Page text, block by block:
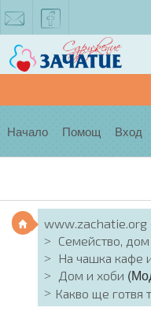
facebook
Начало Помощ Вход
www.zachatie.org
Семейство,
На чашка кафе
Дом и хоби
Какво ще готвя